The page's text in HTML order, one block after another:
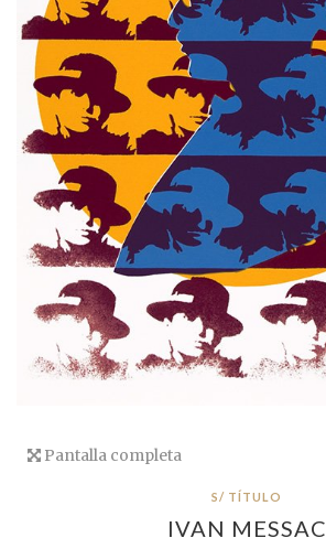
Pantalla completa
S/ TÍTULO
IVAN MESSAC